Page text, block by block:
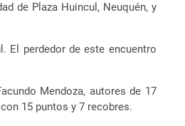
de Plaza Huincul, Neuquén, y
El perdedor de este encuentro
Mendoza, autores de 17
15 puntos y 7 recobres.